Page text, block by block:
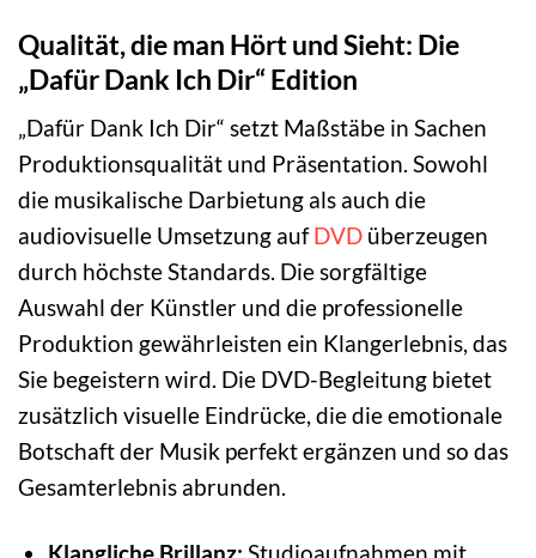
Qualität, die man Hört und Sieht: Die
„Dafür Dank Ich Dir“ Edition
„Dafür Dank Ich Dir“ setzt Maßstäbe in Sachen
Produktionsqualität und Präsentation. Sowohl
die musikalische Darbietung als auch die
audiovisuelle Umsetzung aufDVD überzeugen
durch höchste Standards. Die sorgfältige
Auswahl der Künstler und die professionelle
Produktion gewährleisten ein Klangerlebnis, das
Sie begeistern wird. Die DVD-Begleitung bietet
zusätzlich visuelle Eindrücke, die die emotionale
Botschaft der Musik perfekt ergänzen und so das
Gesamterlebnis abrunden.